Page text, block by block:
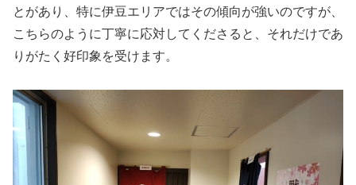
とがあり、特に伊豆エリアではその傾向が強いのですが、
こちらのように丁寧に応対してくださると、それだけであ
りがたく好印象を受けます。